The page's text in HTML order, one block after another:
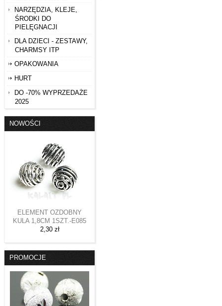
NARZĘDZIA, KLEJE,
ŚRODKI DO
PIELĘGNACJI
DLA DZIECI - ZESTAWY,
CHARMSY ITP
OPAKOWANIA
HURT
DO -70% WYPRZEDAŻE
2025
NOWOŚCI
ELEMENT OZDOBNY
KULA 1,8CM 1SZT.-E085
2,30 zł
PROMOCJE